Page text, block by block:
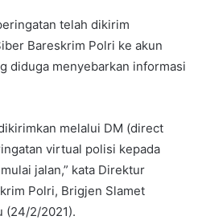
telah dikirim
Bareskrim Polri ke akun
diduga menyebarkan informasi
melalui DM (direct
virtual polisi kepada
jalan,” kata Direktur
Polri, Brigjen Slamet
(24/2/2021).